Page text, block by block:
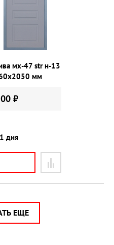
мх-47 str н-13
мм
₽
дня
ЕЩЕ